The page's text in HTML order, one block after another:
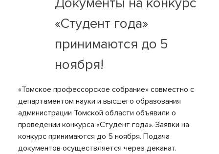
«Студент года»
принимаются до 5
ноября!
«Томское профессорское собрание» совместно с
департаментом науки и высшего образования
администрации Томской области объявили о
проведении конкурса «Студент года». Заявки на
конкурс принимаются до 5 ноября. Подача
документов осуществляется через деканат.